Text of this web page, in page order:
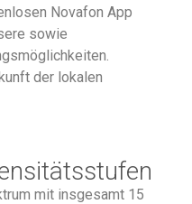
Novafon App
sowie
der lokalen
mit insgesamt 15